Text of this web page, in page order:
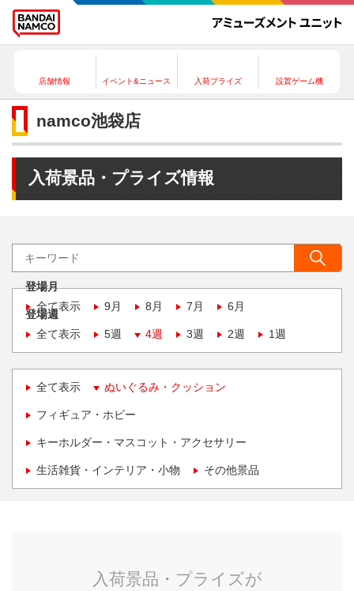
店舗情報 イベント&ニュース 入荷プライズ 設置ゲーム機
namco池袋店
入荷景品・プライズ情報
登場月
全て表示
9月 8月 7月 6月
登場週
全て表示
5週 4週 3週 2週 1週
全て表示 ぬいぐるみ・クッション
フィギュア・ホビー
キーホルダー・マスコット・アクセサリー
生活雑貨・インテリア・小物 その他景品